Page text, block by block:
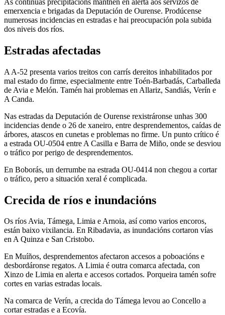
emerxencia e brigadas da Deputación de Ourense. Prodúcense
numerosas incidencias en estradas e hai preocupación pola subida
dos niveis dos ríos.
Estradas afectadas
A A-52 presenta varios treitos con carrís dereitos inhabilitados por
mal estado do firme, especialmente entre Toén-Barbadás, Carballeda
de Avia e Melón. Tamén hai problemas en Allariz, Sandiás, Verín e
A Canda.
Nas estradas da Deputación de Ourense rexistráronse unhas 300
incidencias dende o 26 de xaneiro, entre desprendementos, caídas de
árbores, atascos en cunetas e problemas no firme. Un punto crítico é
a estrada OU-0504 entre A Casilla e Barra de Miño, onde se desviou
o tráfico por perigo de desprendementos.
En Boborás, un derrumbe na estrada OU-0414 non chegou a cortar
o tráfico, pero a situación xeral é complicada.
Crecida de ríos e inundacións
Os ríos Avia, Támega, Limia e Arnoia, así como varios encoros,
están baixo vixilancia. En Ribadavia, as inundacións cortaron vías
en A Quinza e San Cristobo.
En Muíños, desprendementos afectaron accesos a poboacións e
desbordáronse regatos. A Limia é outra comarca afectada, con
Xinzo de Limia en alerta e accesos cortados. Porqueira tamén sofre
cortes en varias estradas locais.
Na comarca de Verín, a crecida do Támega levou ao Concello a
cortar estradas e a Ecovía.